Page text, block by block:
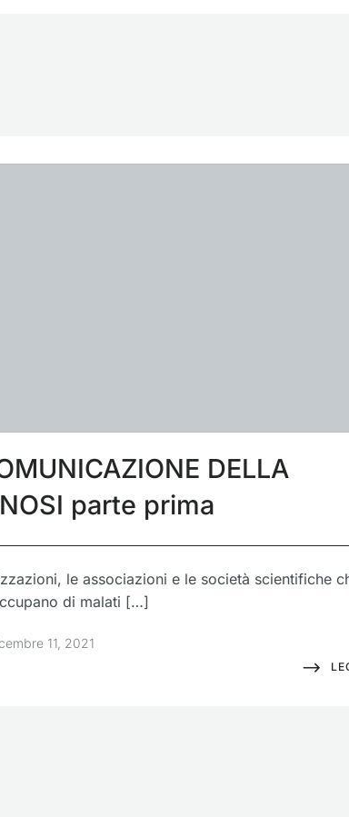
DELLA
parte prima
le associazioni e le società scientifiche
di malati […]
11, 2021